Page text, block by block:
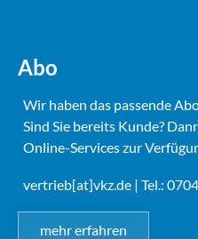
Abo
Wir haben das passende
Sind Sie bereits Kunde?
Online-Services zur
vertrieb[at]vkz.de | Tel.:
mehr erfahren